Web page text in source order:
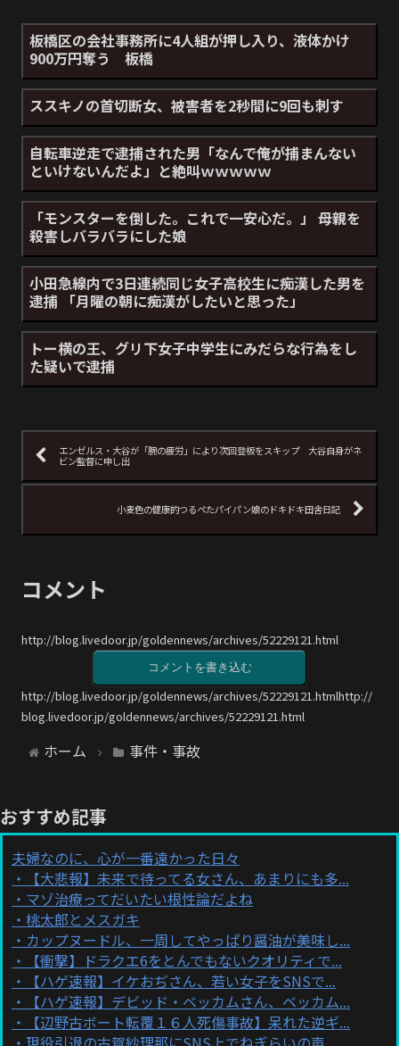
板橋区の会社事務所に4人組が押し入り、液体かけ
900万円奪う 板橋
ススキノの首切断女、被害者を2秒間に9回も刺す
自転車逆走で逮捕された男「なんで俺が捕まんない
といけないんだよ」と絶叫ｗｗｗｗｗ
「モンスターを倒した。これで一安心だ。」 母親を
殺害しバラバラにした娘
小田急線内で3日連続同じ女子高校生に痴漢した男を
逮捕 「月曜の朝に痴漢がしたいと思った」
トー横の王、グリ下女子中学生にみだらな行為をし
た疑いで逮捕
エンゼルス・大谷が「腕の疲労」により次回登板をスキップ 大谷自身がネ
ビン監督に申し出
小麦色の健康的つるぺたパイパン娘のドキドキ田舎日記
コメント
http://blog.livedoor.jp/goldennews/archives/52229121.html
コメントを書き込む
http://blog.livedoor.jp/goldennews/archives/52229121.htmlhttp://
blog.livedoor.jp/goldennews/archives/52229121.html
ホーム 事件・事故
おすすめ記事
夫婦なのに、心が一番遠かった日々
【大悲報】未来で待ってる女さん、あまりにも多...
マゾ治療ってだいたい根性論だよね
桃太郎とメスガキ
カップヌードル、一周してやっぱり醤油が美味し...
【衝撃】ドラクエ6をとんでもないクオリティで...
【ハゲ速報】イケおぢさん、若い女子をSNSで...
【ハゲ速報】デビッド・ベッカムさん、ベッカム...
【辺野古ボート転覆１６人死傷事故】呆れた逆ギ...